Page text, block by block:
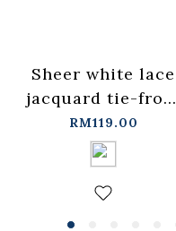
Sheer white lace
jacquard tie-front
shirt【01025765】
in stock+pre-order
RM119.00